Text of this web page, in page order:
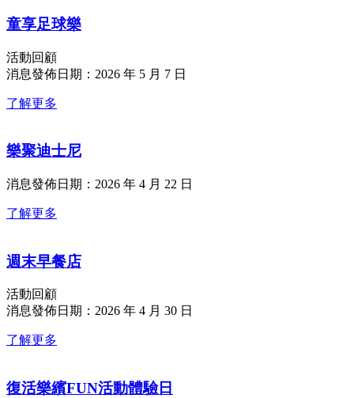
童享足球樂
活動回顧
消息發佈日期：2026 年 5 月 7 日
了解更多
樂聚迪士尼
消息發佈日期：2026 年 4 月 22 日
了解更多
週末早餐店
活動回顧
消息發佈日期：2026 年 4 月 30 日
了解更多
復活樂繽FUN活動體驗日